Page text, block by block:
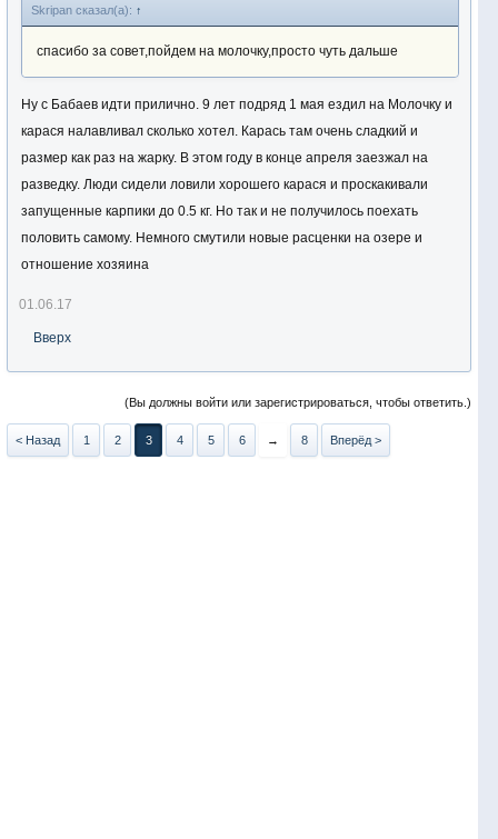
Skripan сказал(а): ↑
спасибо за совет,пойдем на молочку,просто чуть дальше
Ну с Бабаев идти прилично. 9 лет подряд 1 мая ездил на Молочку и
карася налавливал сколько хотел. Карась там очень сладкий и
размер как раз на жарку. В этом году в конце апреля заезжал на
разведку. Люди сидели ловили хорошего карася и проскакивали
запущенные карпики до 0.5 кг. Но так и не получилось поехать
половить самому. Немного смутили новые расценки на озере и
отношение хозяина
01.06.17
Вверх
(Вы должны войти или зарегистрироваться, чтобы ответить.)
< Назад 1 2 3 4 5 6 → 8 Вперёд >